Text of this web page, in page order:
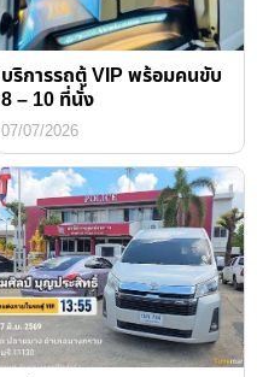
บริการรถตู้ VIP พร้อมคนขับ
8 – 10 ที่นั่ง
07/07/2026